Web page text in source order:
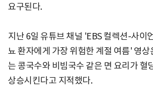
요구된다.
지난 6일 유튜브 채널 'EBS 컬렉션-사이
뇨 환자에게 가장 위험한 계절 여름' 영상
는 콩국수와 비빔국수 같은 면 요리가 혈
상승시킨다고 지적했다.